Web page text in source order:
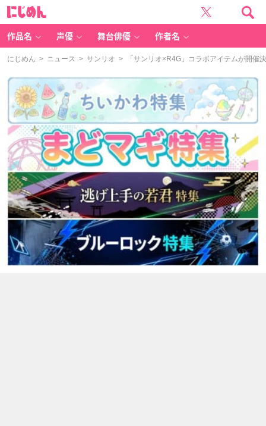
作品名 声優 舞台俳優 作者名
にじめん > ニュース > サンリオ > 「サンリオ×R4G」コラボアイテムが開催